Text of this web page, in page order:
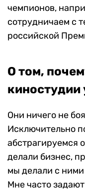
чемпионов,
сотрудничаем с
российской
О том,
киностудии
Они ничего не
Исключительно
абстрагируемся
делали бизнес,
мы делали с
Мне часто